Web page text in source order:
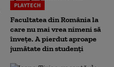
PLAYTECH
Facultatea din România la
care nu mai vrea nimeni să
înveţe. A pierdut aproape
jumătate din studenţi